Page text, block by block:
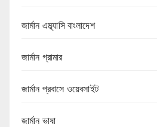
জার্মান এম্ব্যাসি বাংলাদেশ
জার্মান গ্রামার
জার্মান প্রবাসে ওয়েবসাইট
জার্মান ভাষা